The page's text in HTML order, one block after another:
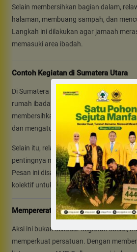
Selain membersihkan bagian dalam,
halaman, membuang sampah, dan
Langkah ini dilakukan agar jamaah
memasuki area ibadah.
Contoh Kegiatan di Sumatera Utara
Di Sumatera Utara, relawan AMP Golkar
rumah ibadah di Medan dan kabupaten
membersihkan tempat wudhu, menyapu
dan mengatur ulang kursi jemaat.
Selain itu, relawan juga memberikan
pentingnya menjaga kebersihan rumah
Pesan ini disampaikan agar masyarakat
kolektif untuk merawat tempat suci.
Mempererat Persaudaraan Antarumat
Aksi ini bukan sekadar kegiatan sosial,
memperkuat persatuan. Dengan